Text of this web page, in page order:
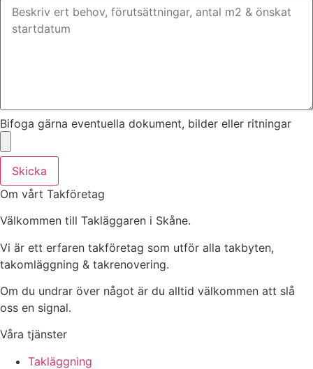
Bifoga gärna eventuella dokument, bilder eller ritningar
Skicka
Om vårt Takföretag
Välkommen till Takläggaren i Skåne.
Vi är ett erfaren takföretag som utför alla takbyten,
takomläggning & takrenovering.
Om du undrar över något är du alltid välkommen att slå
oss en signal.
Våra tjänster
Takläggning